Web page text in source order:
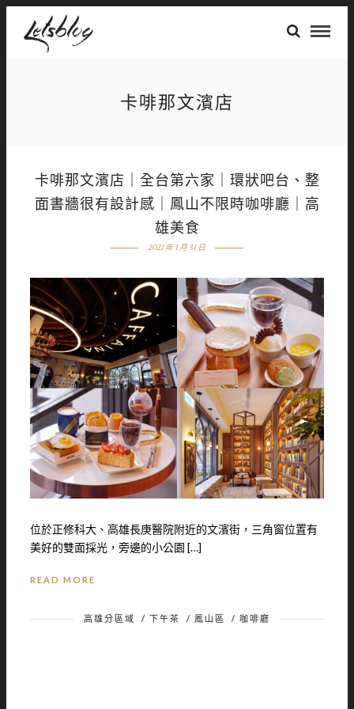
卡啡那文濱店
卡啡那文濱店｜全台第六家｜環狀吧台、整
面書牆很有設計感｜鳳山不限時咖啡廳｜高
雄美食
2021 年 1 月 31 日
位於正修科大、高雄長庚醫院附近的文濱街，三角窗位置有
美好的雙面採光，旁邊的小公園 […]
READ MORE
高雄分區域 / 下午茶 / 鳳山區 / 咖啡廳